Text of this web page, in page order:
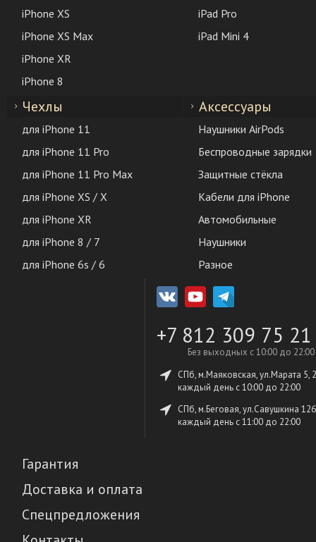
iPhone XS
iPhone XS Max
iPhone XR
iPhone 8
iPad Pro
iPad Mini 4
Чехлы
для iPhone 11
для iPhone 11 Pro
для iPhone 11 Pro Max
для iPhone XS / X
для iPhone XR
для iPhone 8 / 7
для iPhone 6s / 6
Аксессуары
Наушники AirPods
Беспроводные зарядки
Защитные стёкла
Кабели для iPhone
Автомобильные
Наушники
Разное
+7 812 309 75 21
Без выходных с 10:00 до 22:00
СПб, м.Маяковская, ул.Марата 5,
каждый день c 10:00 до 22:00
СПб, м.Беговая, ул.Савушкина
каждый день c 11:00 до 22:00
Гарантия
Доставка и оплата
Спецпредложения